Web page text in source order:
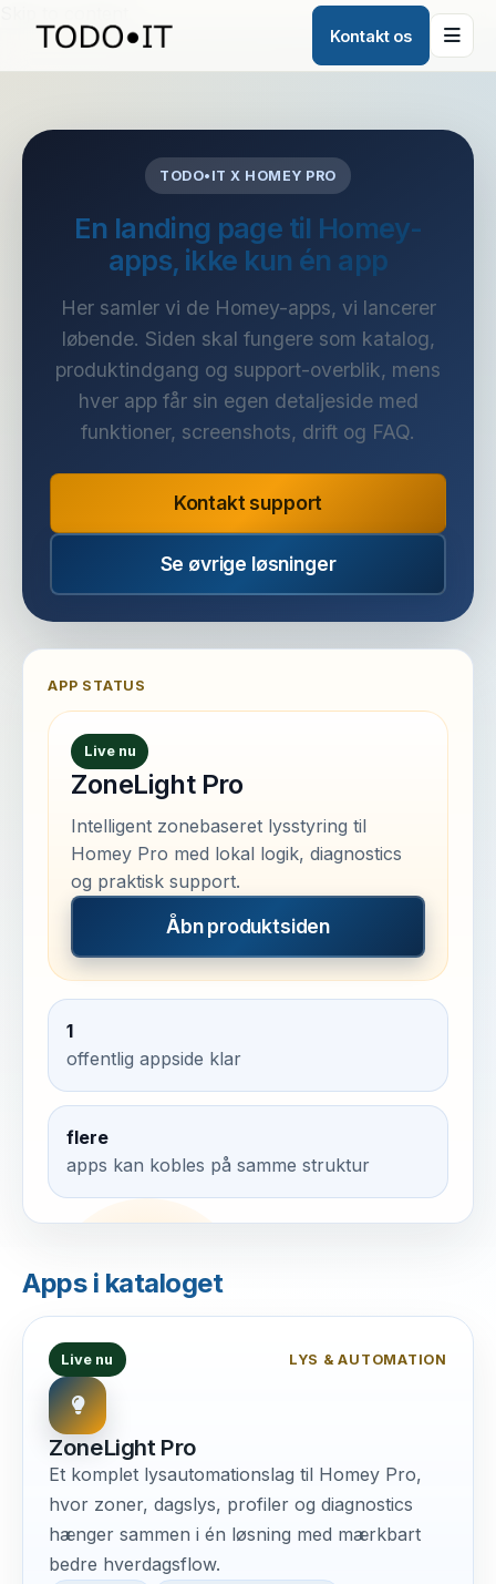
Kontakt os
TODO•IT X HOMEY PRO
En landing page til Homey-
apps, ikke kun én app
Her samler vi de Homey-apps, vi lancerer
løbende. Siden skal fungere som katalog,
produktindgang og support-overblik, mens
hver app får sin egen detaljeside med
funktioner, screenshots, drift og FAQ.
Kontakt support
Se øvrige løsninger
APP STATUS
Live nu
ZoneLight Pro
Intelligent zonebaseret lysstyring til
Homey Pro med lokal logik, diagnostics
og praktisk support.
Åbn produktsiden
1
offentlig appside klar
flere
apps kan kobles på samme struktur
Apps i kataloget
Live nu LYS & AUTOMATION
ZoneLight Pro
Et komplet lysautomationslag til Homey Pro,
hvor zoner, dagslys, profiler og diagnostics
hænger sammen i én løsning med mærkbart
bedre hverdagsflow.